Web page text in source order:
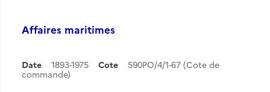
Affaires maritimes
Date 1893-1975 Cote
590PO/4/1-67 (Cote de
commande)